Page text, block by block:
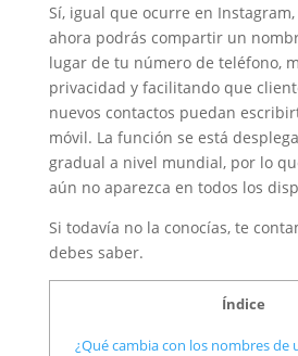
Sí, igual que ocurre en Instagram,
ahora podrás compartir un
lugar de tu número de teléfono,
privacidad y facilitando que
nuevos contactos puedan
móvil. La función se está
gradual a nivel mundial, por lo
aún no aparezca en todos los
Si todavía no la conocías, te
debes saber.
Índice
¿Qué cambia con los nombres de